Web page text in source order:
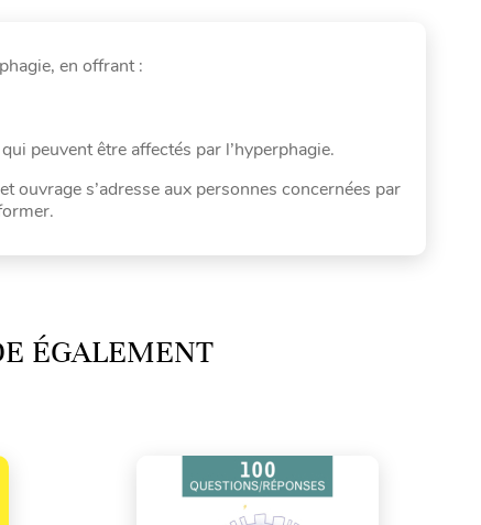
en offrant :
peuvent être affectés par l’hyperphagie.
ouvrage s’adresse aux personnes concernées par
ÉGALEMENT